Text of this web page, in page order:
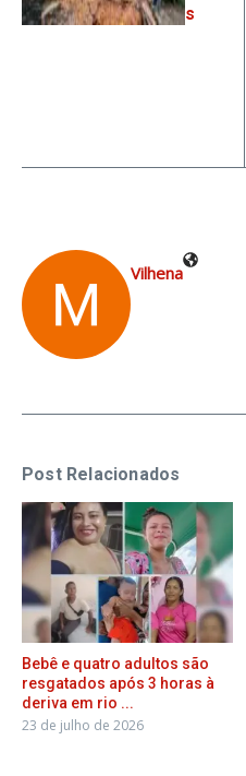
s
Vilhena
Post Relacionados
Bebê e quatro adultos são
resgatados após 3 horas à
deriva em rio ...
23 de julho de 2026